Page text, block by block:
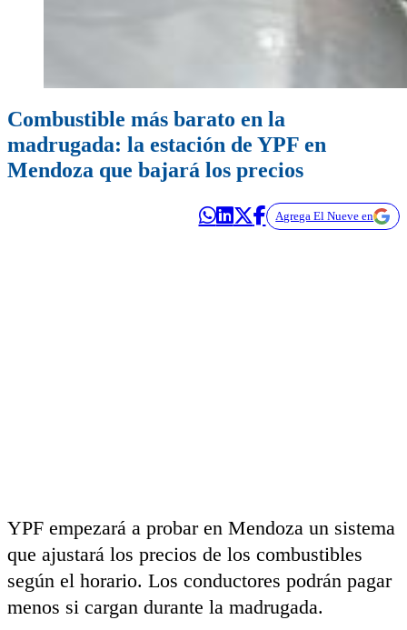
Combustible más barato en la
madrugada: la estación de YPF en
Mendoza que bajará los precios
Agrega El Nueve en
YPF empezará a probar en Mendoza un sistema
que ajustará los precios de los combustibles
según el horario. Los conductores podrán pagar
menos si cargan durante la madrugada.